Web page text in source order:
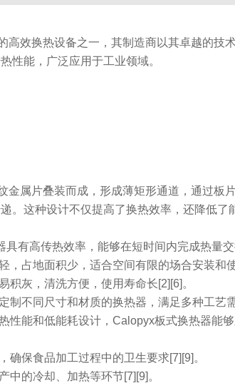
高效换热设备之一，其制造商以其卓越的
性能，广泛应用于工业领域。
金属片叠装而成，形成薄矩形通道，通过
。这种设计不仅提高了换热效率，还降低了
具有高传热效率，能够在短时间内完成热量
，占地面积少，适合空间有限的场合安装和
积灰，清洗方便，使用寿命长[2][6]。
制不同尺寸和材质的换热器，满足多种工艺
性能和低能耗设计，Calopyx板式换热器能
确保食品加工过程中的卫生要求[7][9]。
中的冷却、加热等环节[7][9]。